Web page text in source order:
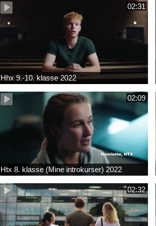
02:31
Hhx 9.-10. klasse 2022
02:09
Htx 8. klasse (Mine introkurser) 2022
02:32